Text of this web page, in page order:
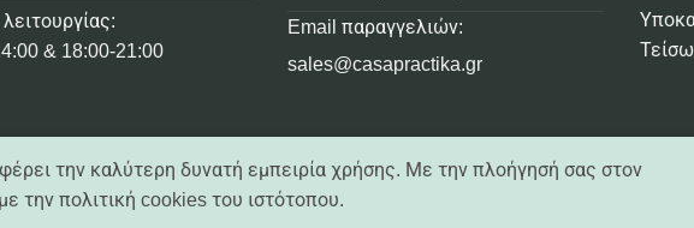
& 18:00-21:00
Email παραγγελιών:
sales@casapractika.gr
την καλύτερη δυνατή εμπειρία χρήσης. Με την πλοήγησή σας στον
την πολιτική cookies του ιστότοπου.